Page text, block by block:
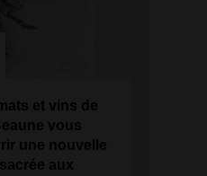
et vins de
vous
une nouvelle
aux